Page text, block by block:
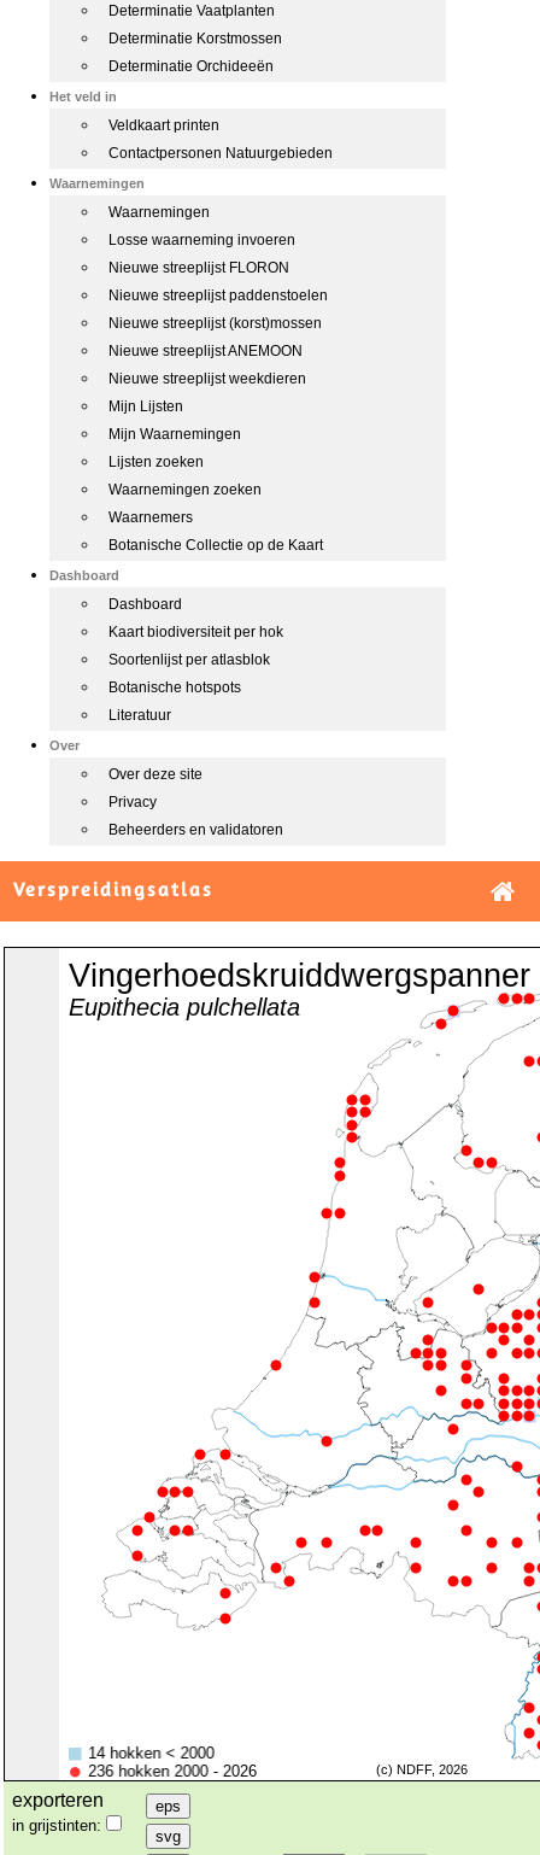
Determinatie Vaatplanten
Determinatie Korstmossen
Determinatie Orchideeën
Het veld in
Veldkaart printen
Contactpersonen Natuurgebieden
Waarnemingen
Waarnemingen
Losse waarneming invoeren
Nieuwe streeplijst FLORON
Nieuwe streeplijst paddenstoelen
Nieuwe streeplijst (korst)mossen
Nieuwe streeplijst ANEMOON
Nieuwe streeplijst weekdieren
Mijn Lijsten
Mijn Waarnemingen
Lijsten zoeken
Waarnemingen zoeken
Waarnemers
Botanische Collectie op de Kaart
Dashboard
Dashboard
Kaart biodiversiteit per hok
Soortenlijst per atlasblok
Botanische hotspots
Literatuur
Over
Over deze site
Privacy
Beheerders en validatoren
Verspreidingsatlas